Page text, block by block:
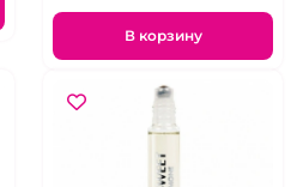
В корзину